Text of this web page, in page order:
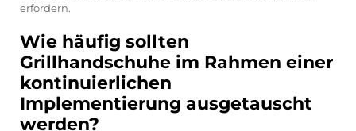
erfordern.
Wie häufig sollten
Grillhandschuhe im Rahmen einer
kontinuierlichen
Implementierung ausgetauscht
werden?